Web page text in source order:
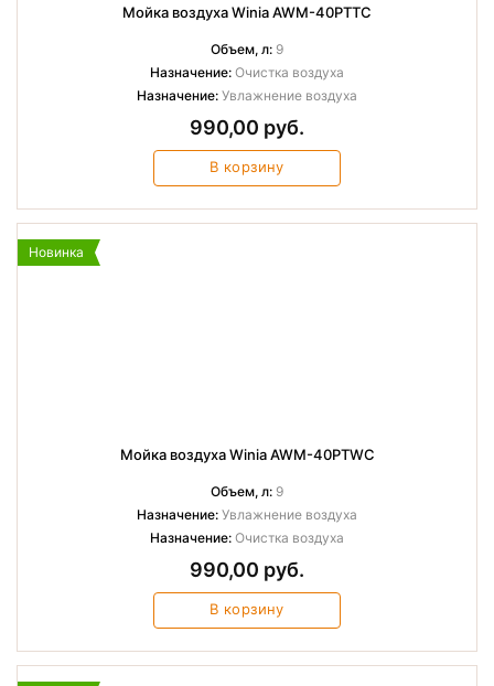
Мойка воздуха Winia AWM-40PTTC
Объем, л: 9
Назначение: Очистка воздуха
Назначение: Увлажнение воздуха
990,00 руб.
В корзину
Новинка
Мойка воздуха Winia AWM-40PTWC
Объем, л: 9
Назначение: Увлажнение воздуха
Назначение: Очистка воздуха
990,00 руб.
В корзину